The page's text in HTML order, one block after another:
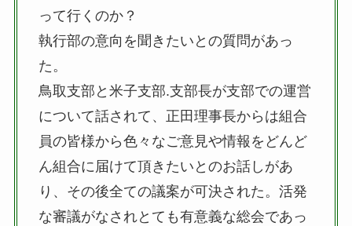
って行くのか？
執行部の意向を聞きたいとの質問があっ
た。
鳥取支部と米子支部.支部長が支部での運営
について話されて、正田理事長からは組合
員の皆様から色々なご意見や情報をどんど
ん組合に届けて頂きたいとのお話しがあ
り、その後全ての議案が可決された。活発
な審議がなされとても有意義な総会であっ